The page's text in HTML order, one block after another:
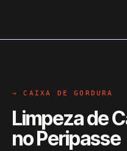
→ CAIXA DE GORDURA
Limpeza de
no Peripasse